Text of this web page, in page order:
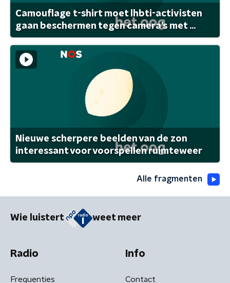
Camouflage t-shirt moet lhbti-activisten
gaan beschermen tegen camera's met ...
Nieuwe scherpere beelden van de zon
interessant voor voorspellen ruimteweer
Alle fragmenten
Wie luistert weet meer
Radio
Frequenties
Info
Contact